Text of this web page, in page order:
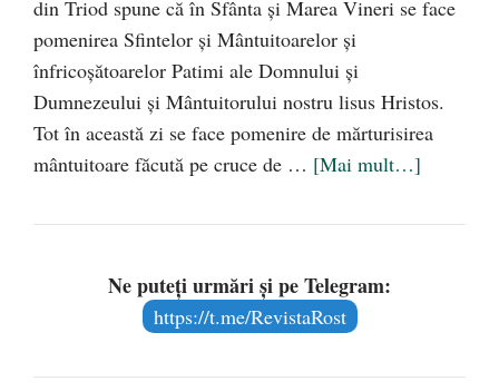
din Triod spune că în Sfânta şi Marea Vineri se face
pomenirea Sfintelor şi Mântuitoarelor şi
înfricoşătoarelor Patimi ale Domnului şi
Dumnezeului şi Mântuitorului nostru lisus Hristos.
Tot în această zi se face pomenire de mărturisirea
mântuitoare făcută pe cruce de … [Mai mult…]
Ne puteți urmări și pe Telegram:
https://t.me/RevistaRost